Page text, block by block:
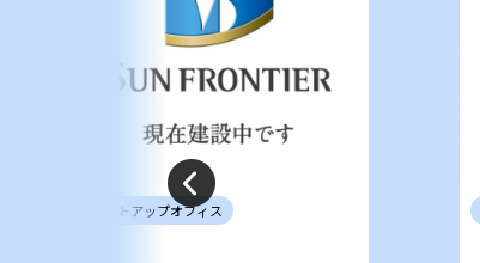
セットアップオフィス